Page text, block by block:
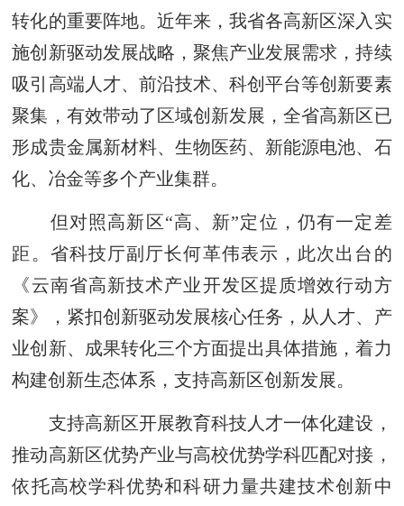
转化的重要阵地。近年来，我省各高新区深入实
施创新驱动发展战略，聚焦产业发展需求，持续
吸引高端人才、前沿技术、科创平台等创新要素
聚集，有效带动了区域创新发展，全省高新区已
形成贵金属新材料、生物医药、新能源电池、石
化、冶金等多个产业集群。
但对照高新区“高、新”定位，仍有一定差
距。省科技厅副厅长何革伟表示，此次出台的
《云南省高新技术产业开发区提质增效行动方
案》，紧扣创新驱动发展核心任务，从人才、产
业创新、成果转化三个方面提出具体措施，着力
构建创新生态体系，支持高新区创新发展。
支持高新区开展教育科技人才一体化建设，
推动高新区优势产业与高校优势学科匹配对接，
依托高校学科优势和科研力量共建技术创新中